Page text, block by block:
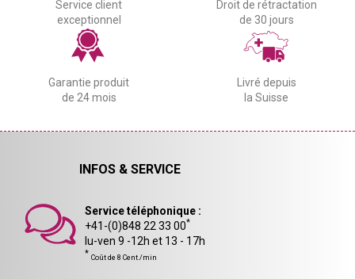
Service client
exceptionnel
Droit de rétractation
de 30 jours
Garantie produit
de 24 mois
Livré depuis
la Suisse
INFOS & SERVICE
Service téléphonique :
+41-(0)848 22 33 00*
lu-ven 9 -12h et 13 - 17h
* Coût de 8 Cent./min